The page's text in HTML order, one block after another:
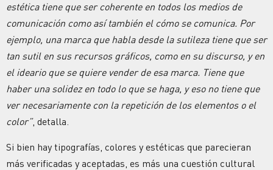
estética tiene que ser coherente en todos los medios de
comunicación como así también el cómo se comunica. Por
ejemplo, una marca que habla desde la sutileza tiene que ser
tan sutil en sus recursos gráficos, como en su discurso, y en
el ideario que se quiere vender de esa marca. Tiene que
haber una solidez en todo lo que se haga, y eso no tiene que
ver necesariamente con la repetición de los elementos o el
color”, detalla.
Si bien hay tipografías, colores y estéticas que parecieran
más verificadas y aceptadas, es más una cuestión cultural